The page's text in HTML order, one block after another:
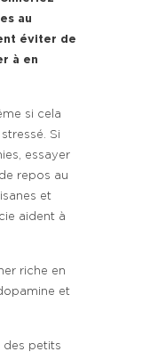
au
éviter de
à en
si cela
Si
essayer
repos au
et
aident à
riche en
et
des petits